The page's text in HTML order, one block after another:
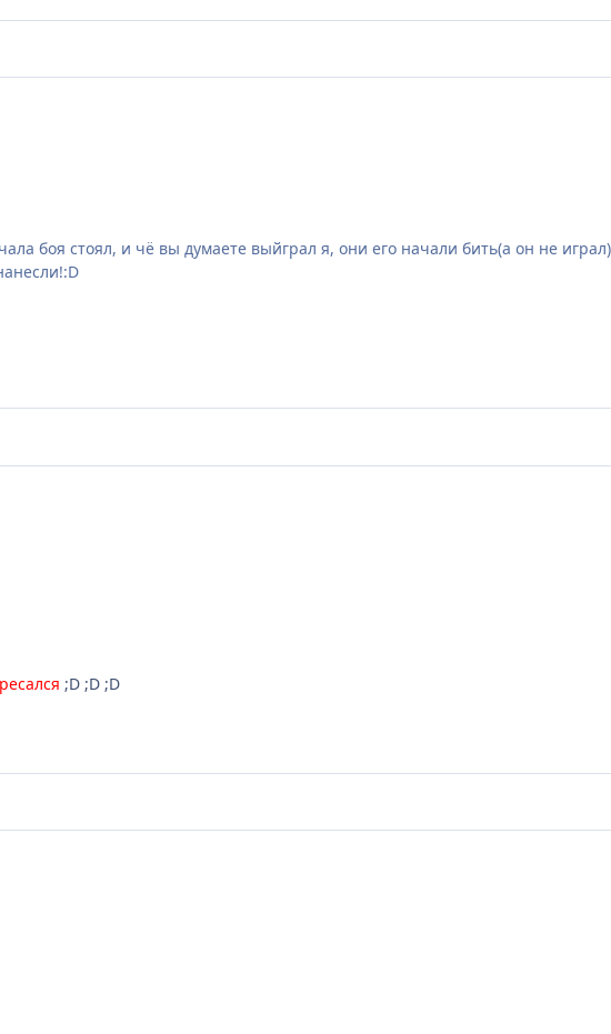
боя стоял, и чё вы думаете выйграл я, они его начали бить(а он не
;D ;D ;D